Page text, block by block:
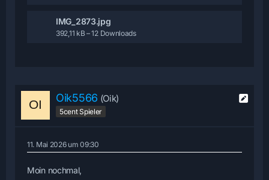
IMG_2873.jpg
392,11 kB – 12 Downloads
Oik5566 (Oik)
5cent Spieler
11. Mai 2026 um 09:30
Moin nochmal,